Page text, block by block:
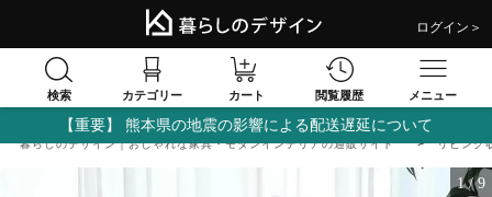
ログイン＞
検索 カテゴリー カート 閲覧履歴 メニュー
【重要】 熊本県の地震の影響による配送遅延について
暮らしのデザイン｜おしゃれな家具・モダンインテリアの通販サイト リビング
1 / 9